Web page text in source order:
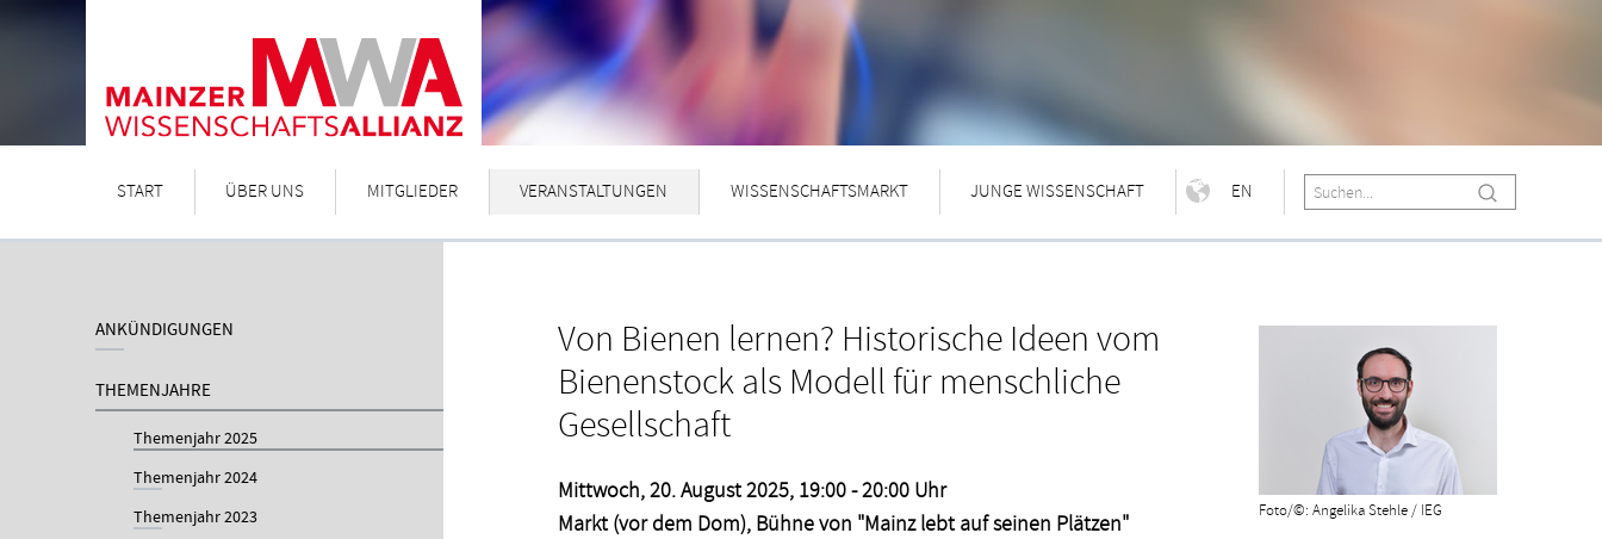
START ÜBER UNS MITGLIEDER VERANSTALTUNGEN WISSENSCHAFTSMARKT JUNGE WISSENSCHAFT EN
ANKÜNDIGUNGEN
THEMENJAHRE
Themenjahr 2025
Themenjahr 2024
Themenjahr 2023
Foto/©: Angelika Stehle / IEG
Von Bienen lernen? Historische Ideen vom
Bienenstock als Modell für menschliche
Gesellschaft
Mittwoch, 20. August 2025, 19:00 - 20:00 Uhr
Markt (vor dem Dom), Bühne von "Mainz lebt auf seinen Plätzen"